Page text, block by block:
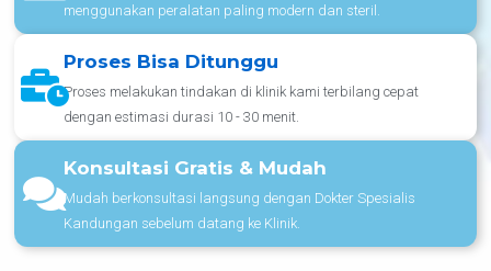
menggunakan peralatan paling modern dan steril.
Proses Bisa Ditunggu
Proses melakukan tindakan di klinik kami terbilang cepat
dengan estimasi durasi 10 - 30 menit.
Konsultasi Gratis & Mudah
Mudah berkonsultasi langsung dengan Dokter Spesialis
Kandungan sebelum datang ke Klinik.